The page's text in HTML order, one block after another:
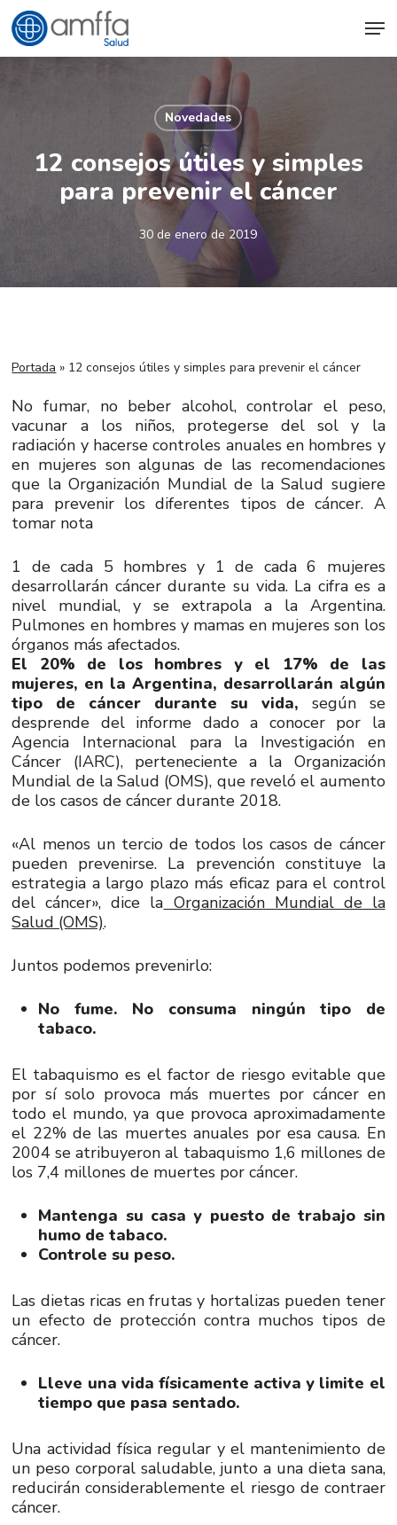
Skip
to
main
Novedades
12 consejos útiles y simples
para prevenir el cáncer
30 de enero de 2019
Portada » 12 consejos útiles y simples para prevenir el cáncer
No fumar, no beber alcohol, controlar el peso,
vacunar a los niños, protegerse del sol y la
radiación y hacerse controles anuales en hombres y
en mujeres son algunas de las recomendaciones
que la Organización Mundial de la Salud sugiere
para prevenir los diferentes tipos de cáncer. A
tomar nota
1 de cada 5 hombres y 1 de cada 6 mujeres
desarrollarán cáncer durante su vida. La cifra es a
nivel mundial, y se extrapola a la Argentina.
Pulmones en hombres y mamas en mujeres son los
órganos más afectados.
El 20% de los hombres y el 17% de las
mujeres, en la Argentina, desarrollarán algún
tipo de cáncer durante su vida, según se
desprende del informe dado a conocer por la
Agencia Internacional para la Investigación en
Cáncer (IARC), perteneciente a la Organización
Mundial de la Salud (OMS), que reveló el aumento
de los casos de cáncer durante 2018.
«Al menos un tercio de todos los casos de cáncer
pueden prevenirse. La prevención constituye la
estrategia a largo plazo más eficaz para el control
del cáncer», dice la Organización Mundial de la
Salud (OMS).
Juntos podemos prevenirlo:
No fume. No consuma ningún tipo de
tabaco.
El tabaquismo es el factor de riesgo evitable que
por sí solo provoca más muertes por cáncer en
todo el mundo, ya que provoca aproximadamente
el 22% de las muertes anuales por esa causa. En
2004 se atribuyeron al tabaquismo 1,6 millones de
los 7,4 millones de muertes por cáncer.
Mantenga su casa y puesto de trabajo sin
humo de tabaco.
Controle su peso.
Las dietas ricas en frutas y hortalizas pueden tener
un efecto de protección contra muchos tipos de
cáncer.
Lleve una vida físicamente activa y limite el
tiempo que pasa sentado.
Una actividad física regular y el mantenimiento de
un peso corporal saludable, junto a una dieta sana,
reducirán considerablemente el riesgo de contraer
cáncer.